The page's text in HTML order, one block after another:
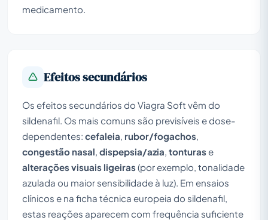
medicamento.
Efeitos secundários
Os efeitos secundários do Viagra Soft vêm do
sildenafil. Os mais comuns são previsíveis e dose-
dependentes: cefaleia rubor/fogachos
congestão nasal dispepsia/azia tonturase
alterações visuais ligeiras(por exemplo, tonalidade
azulada ou maior sensibilidade à luz). Em ensaios
clínicos e na ficha técnica europeia do sildenafil,
estas reações aparecem com frequência suficiente